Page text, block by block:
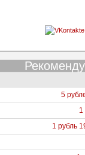
5
1
1 рубль